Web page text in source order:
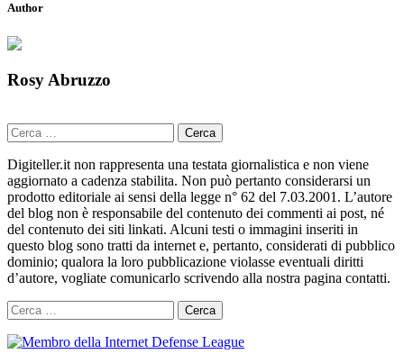
Author
Rosy Abruzzo
Ricerca
per:
Digiteller.it non rappresenta una testata giornalistica e non viene
aggiornato a cadenza stabilita. Non può pertanto considerarsi un
prodotto editoriale ai sensi della legge n° 62 del 7.03.2001. L’autore
del blog non è responsabile del contenuto dei commenti ai post, né
del contenuto dei siti linkati. Alcuni testi o immagini inseriti in
questo blog sono tratti da internet e, pertanto, considerati di pubblico
dominio; qualora la loro pubblicazione violasse eventuali diritti
d’autore, vogliate comunicarlo scrivendo alla nostra pagina contatti.
Ricerca
per: